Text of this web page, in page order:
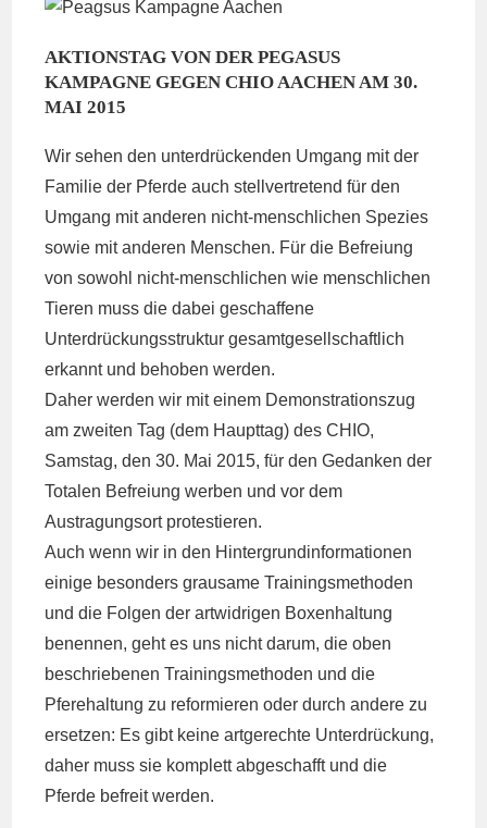
AKTIONSTAG VON DER PEGASUS
KAMPAGNE GEGEN CHIO AACHEN AM 30.
MAI 2015
Wir sehen den unterdrückenden Umgang mit der
Familie der Pferde auch stellvertretend für den
Umgang mit anderen nicht-menschlichen Spezies
sowie mit anderen Menschen. Für die Befreiung
von sowohl nicht-menschlichen wie menschlichen
Tieren muss die dabei geschaffene
Unterdrückungsstruktur gesamtgesellschaftlich
erkannt und behoben werden.
Daher werden wir mit einem Demonstrationszug
am zweiten Tag (dem Haupttag) des CHIO,
Samstag, den 30. Mai 2015, für den Gedanken der
Totalen Befreiung werben und vor dem
Austragungsort protestieren.
Auch wenn wir in den Hintergrundinformationen
einige besonders grausame Trainingsmethoden
und die Folgen der artwidrigen Boxenhaltung
benennen, geht es uns nicht darum, die oben
beschriebenen Trainingsmethoden und die
Pferehaltung zu reformieren oder durch andere zu
ersetzen: Es gibt keine artgerechte Unterdrückung,
daher muss sie komplett abgeschafft und die
Pferde befreit werden.